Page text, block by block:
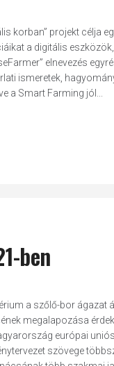
korban” projekt célja
a digitális
elnevezés
ismeretek,
a Smart Farming jól...
ben
a szőlő-bor
megalapozása
európai
szövege